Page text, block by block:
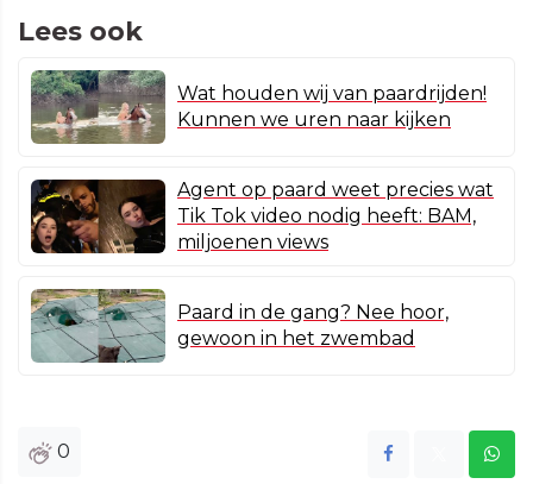
Lees ook
Wat houden wij van paardrijden!
Kunnen we uren naar kijken
Agent op paard weet precies wat
Tik Tok video nodig heeft: BAM,
miljoenen views
Paard in de gang? Nee hoor,
gewoon in het zwembad
0